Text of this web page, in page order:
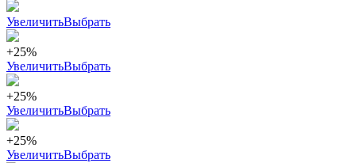
УвеличитьВыбрать
+25%
УвеличитьВыбрать
+25%
УвеличитьВыбрать
+25%
УвеличитьВыбрать